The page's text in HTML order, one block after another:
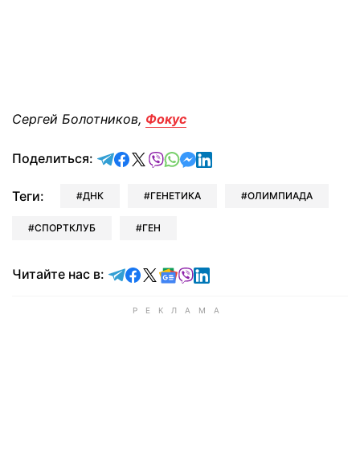
Сергей Болотников, Фокус
Поделиться: отправить в Telegram
поделиться в Facebook
поделиться в X
отправить в Viber
отправить в Whatsapp
отправить в Messenger
отправить в LinkedIn
Теги: ДНК ГЕНЕТИКА ОЛИМПИАДА
СПОРТКЛУБ ГЕН
Читайте нас в: Читайте в Telegram
Читайте в Facebook
Читайте в X
Читайте в Google news
Читайте в Viber
Читайте в LinkedIn